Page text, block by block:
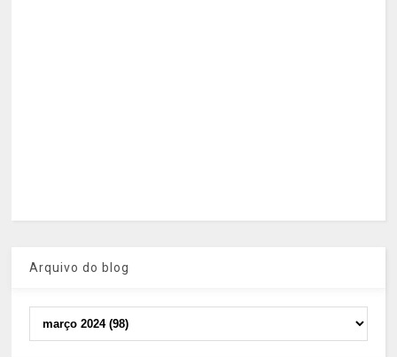
Arquivo do blog